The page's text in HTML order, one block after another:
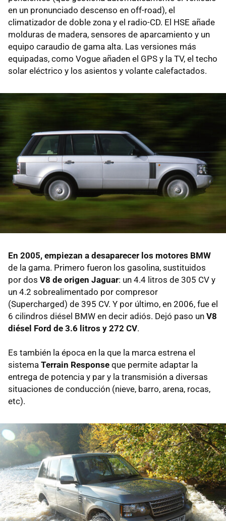
en un pronunciado descenso en off-road), el
climatizador de doble zona y el radio-CD. El HSE añade
molduras de madera, sensores de aparcamiento y un
equipo caraudio de gama alta. Las versiones más
equipadas, como Vogue añaden el GPS y la TV, el techo
solar eléctrico y los asientos y volante calefactados.
En 2005, empiezan a desaparecer los motores BMW
de la gama. Primero fueron los gasolina, sustituidos
por dos V8 de origen Jaguar: un 4.4 litros de 305 CV y
un 4.2 sobrealimentado por compresor
(Supercharged) de 395 CV. Y por último, en 2006, fue el
6 cilindros diésel BMW en decir adiós. Dejó paso un V8
diésel Ford de 3.6 litros y 272 CV.
Es también la época en la que la marca estrena el
sistema Terrain Response que permite adaptar la
entrega de potencia y par y la transmisión a diversas
situaciones de conducción (nieve, barro, arena, rocas,
etc).